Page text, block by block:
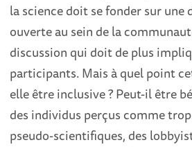
la science doit se fonder sur
ouverte au sein de la
discussion qui doit de plus
participants. Mais à quel point
elle être inclusive ? Peut-il être
des individus perçus comme
pseudo-scientifiques, des